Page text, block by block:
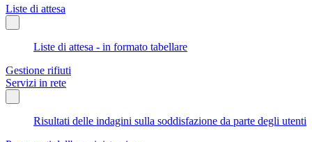
Liste di attesa
Liste di attesa - in formato tabellare
Gestione rifiuti
Servizi in rete
Risultati delle indagini sulla soddisfazione da parte degli utenti